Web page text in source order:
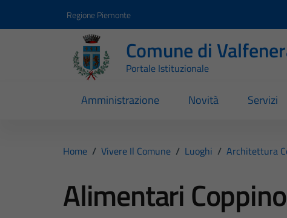
Regione Piemonte
Comune di
Portale Istituzionale
Amministrazione Novità Servizi
Home / Vivere Il Comune / Luoghi / Architettura
Alimentari Coppino